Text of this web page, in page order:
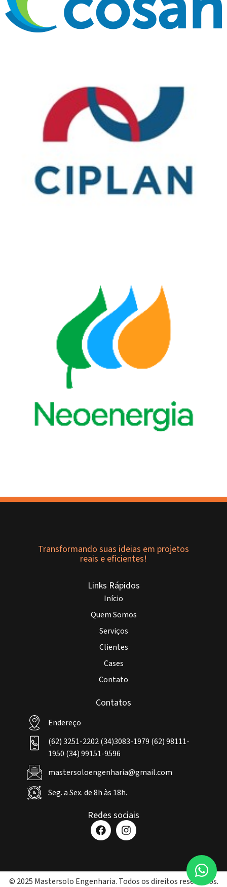
Transformando suas ideias em projetos
reais e eficientes!
Links Rápidos
Início
Quem Somos
Serviços
Clientes
Cases
Contato
Contatos
Endereço
(62) 3251-2202 (34)3083-1979 (62) 98111-
1950 (34) 99151-9596
mastersoloengenharia@gmail.com
Seg. a Sex. de 8h às 18h.
Redes sociais
© 2025 Mastersolo Engenharia. Todos os direitos reservados.